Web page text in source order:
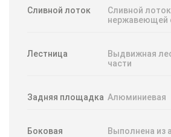
Сливной лоток
Сливной
нержавеющей
Лестница
Выдвижная
части
Задняя площадка Алюминиевая
Боковая
Выполнена из